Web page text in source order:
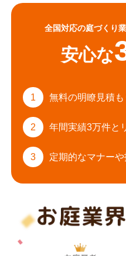
全国対応の庭づくり
安心な
1 無料の明瞭見積
2 年間実績3万件と
3 定期的なマナーや